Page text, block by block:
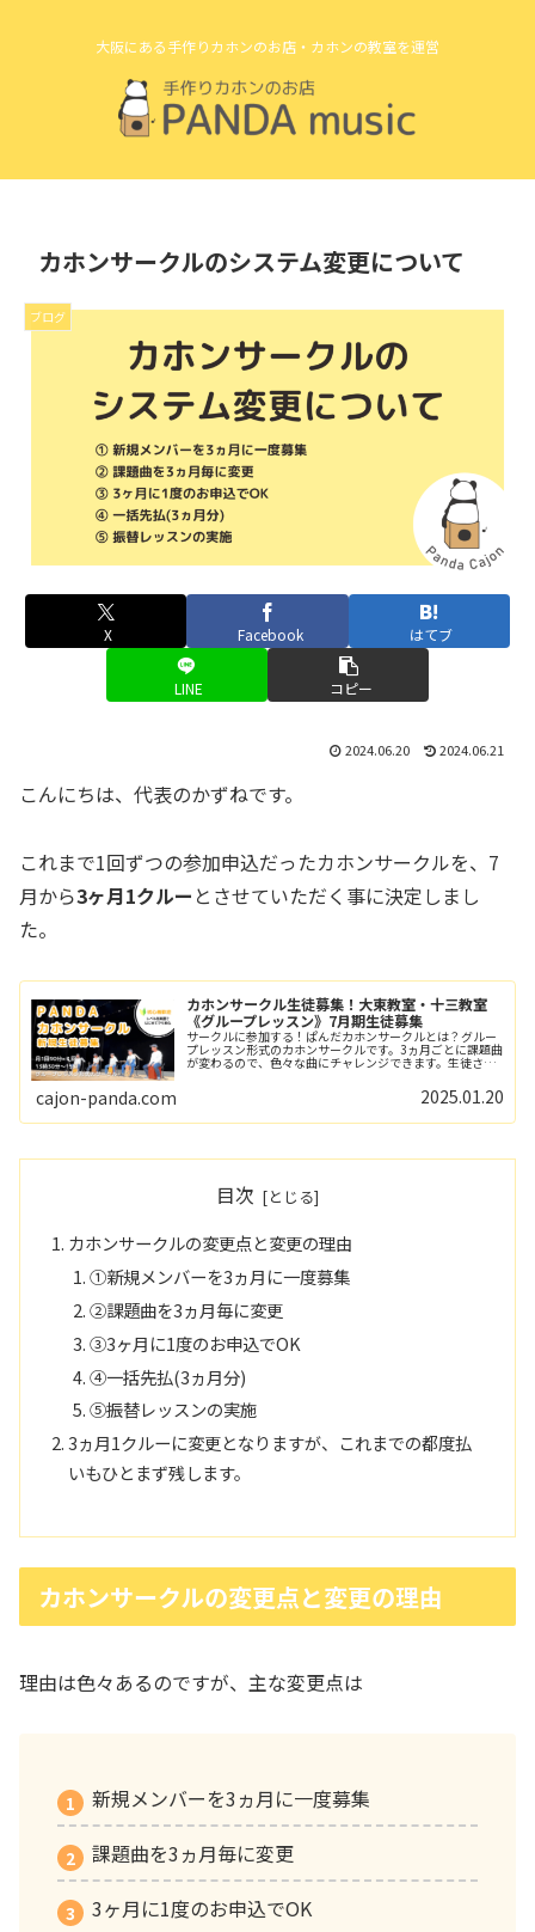
大阪にある手作りカホンのお店・カホンの教室を運営
カホンサークルのシステム変更について
ブログ
X Facebook はてブ
LINE コピー
2024.06.20 2024.06.21
こんにちは、代表のかずねです。
これまで1回ずつの参加申込だったカホンサークルを、7
月から3ヶ月1クルー とさせていただく事に決定しまし
た。
カホンサークル生徒募集！大東教室・十三教室
《グループレッスン》7月期生徒募集
サークルに参加する！ぱんだカホンサークルとは？グルー
プレッスン形式のカホンサークルです。3ヵ月ごとに課題曲
が変わるので、色々な曲にチャレンジできます。生徒さん
cajon-panda.com 2025.01.20
目次
カホンサークルの変更点と変更の理由
①新規メンバーを3ヵ月に一度募集
②課題曲を3ヵ月毎に変更
③3ヶ月に1度のお申込でOK
④一括先払(3ヵ月分)
⑤振替レッスンの実施
3ヵ月1クルーに変更となりますが、これまでの都度払
いもひとまず残します。
カホンサークルの変更点と変更の理由
理由は色々あるのですが、主な変更点は
新規メンバーを3ヵ月に一度募集
課題曲を3ヵ月毎に変更
3ヶ月に1度のお申込でOK